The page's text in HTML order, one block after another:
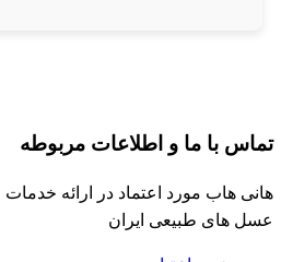
تماس با ما و اطلاعات مربوطه
هانی هاب مورد اعتماد در ارائه
عسل های طبیعی ایران